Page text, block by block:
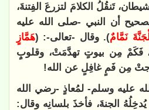
تَنقُلُ الكلامَ لتزرعَ الفِتنةَ،
أن النبي -صلى الله عليه
نَمَّامٌ). وقال -تعالى-: (هَمَّازٍ
فَكَمْ مِن بيوتٍ تهدَّمَتْ، وقلوبٍ
مِن فَمٍ غافِلٍ عن الله!
عليه وسلم- لمُعاذٍ -رضي الله
الجنةَ، فأخذَ بلسانِه وقال: